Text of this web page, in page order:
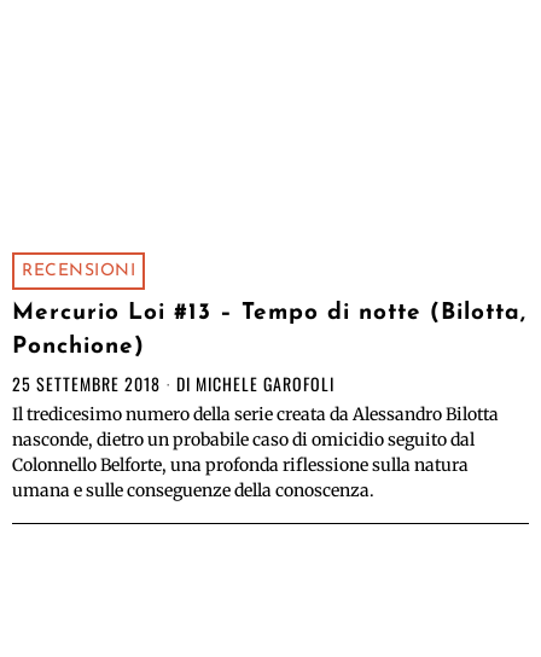
RECENSIONI
Mercurio Loi #13 – Tempo di notte (Bilotta,
Ponchione)
25 SETTEMBRE 2018 DI MICHELE GAROFOLI
Il tredicesimo numero della serie creata da Alessandro Bilotta
nasconde, dietro un probabile caso di omicidio seguito dal
Colonnello Belforte, una profonda riflessione sulla natura
umana e sulle conseguenze della conoscenza.